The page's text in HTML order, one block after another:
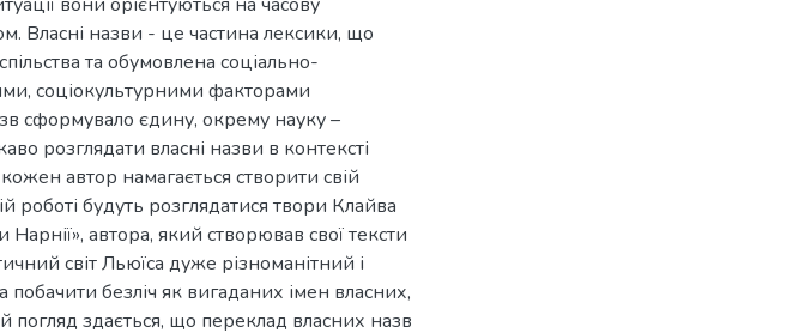
Власні назви - це частина лексики, що
та обумовлена соціально-
соціокультурними факторами
сформувало єдину, окрему науку –
розглядати власні назви в контексті
автор намагається створити свій
роботі будуть розглядатися твори Клайва
автора, який створював свої тексти
світ Льюїса дуже різноманітний і
безліч як вигаданих імен власних,
погляд здається, що переклад власних назв